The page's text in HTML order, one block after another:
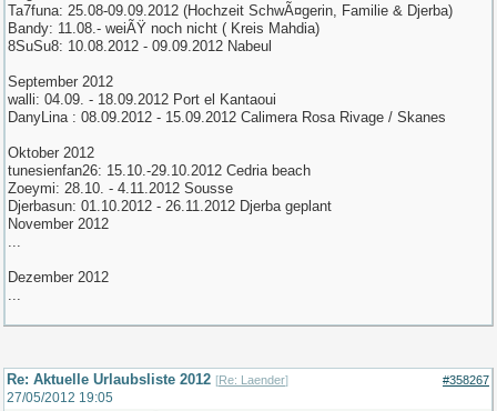
Ta7funa: 25.08-09.09.2012 (Hochzeit SchwÃ¤gerin, Familie & Djerba)
Bandy: 11.08.- weiÃŸ noch nicht ( Kreis Mahdia)
8SuSu8: 10.08.2012 - 09.09.2012 Nabeul
September 2012
walli: 04.09. - 18.09.2012 Port el Kantaoui
DanyLina : 08.09.2012 - 15.09.2012 Calimera Rosa Rivage / Skanes
Oktober 2012
tunesienfan26: 15.10.-29.10.2012 Cedria beach
Zoeymi: 28.10. - 4.11.2012 Sousse
Djerbasun: 01.10.2012 - 26.11.2012 Djerba geplant
November 2012
...
Dezember 2012
...
Re: Aktuelle Urlaubsliste 2012 [Re: Laender] #358267
27/05/2012 19:05